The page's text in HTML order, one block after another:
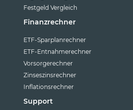
Festgeld Vergleich
Finanzrechner
ETF-Sparplanrechner
ETF-Entnahmerechner
Vorsorgerechner
Zinseszinsrechner
Inflationsrechner
Support